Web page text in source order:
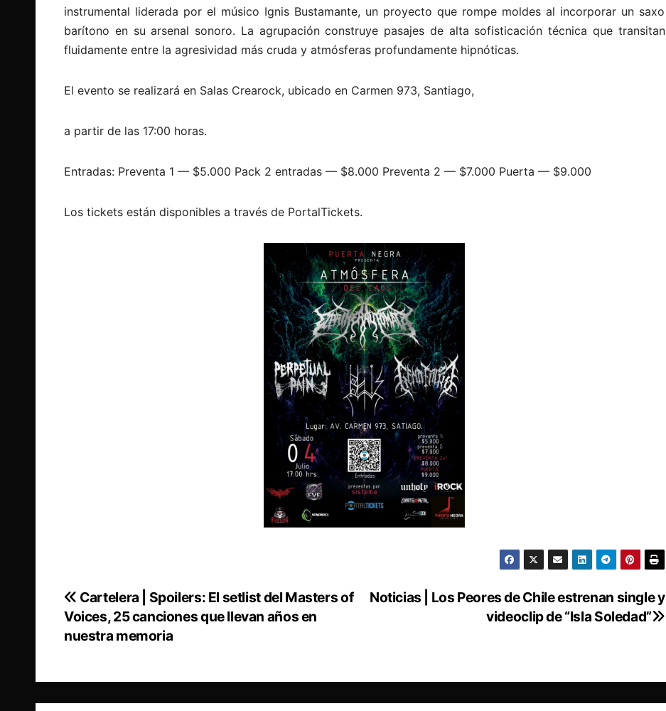
instrumental liderada por el músico Ignis Bustamante, un proyecto que rompe moldes al incorporar un saxo
barítono en su arsenal sonoro. La agrupación construye pasajes de alta sofisticación técnica que transitan
fluidamente entre la agresividad más cruda y atmósferas profundamente hipnóticas.
El evento se realizará en Salas Crearock, ubicado en Carmen 973, Santiago,
a partir de las 17:00 horas.
Entradas: Preventa 1 — $5.000 Pack 2 entradas — $8.000 Preventa 2 — $7.000 Puerta — $9.000
Los tickets están disponibles a través de PortalTickets.
Navegación
de
Noticias | Los Peores de Chile estrenan single y
videoclip de “Isla Soledad”
Cartelera | Spoilers: El setlist del Masters of
Voices, 25 canciones que llevan años en
nuestra memoria